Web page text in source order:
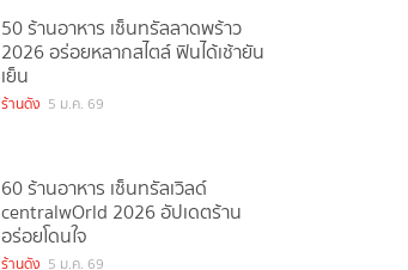
50 ร้านอาหาร เซ็นทรัลลาดพร้าว
2026 อร่อยหลากสไตล์ ฟินได้เช้ายัน
เย็น
ร้านดัง 5 ม.ค. 69
60 ร้านอาหาร เซ็นทรัลเวิลด์
centralwOrld 2026 อัปเดตร้าน
อร่อยโดนใจ
ร้านดัง 5 ม.ค. 69